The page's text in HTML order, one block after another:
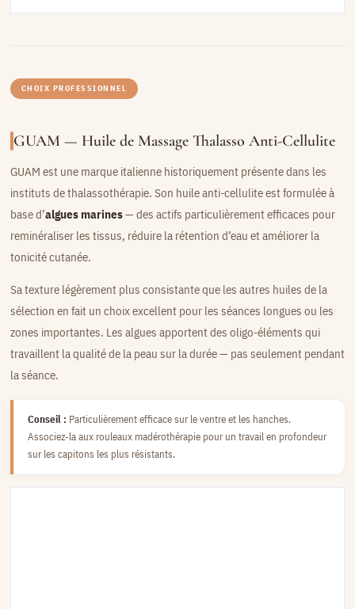
CHOIX PROFESSIONNEL
GUAM — Huile de Massage Thalasso Anti-Cellulite
GUAM est une marque italienne historiquement présente dans les
instituts de thalassothérapie. Son huile anti-cellulite est formulée à
base d’algues marines— des actifs particulièrement efficaces pour
reminéraliser les tissus, réduire la rétention d’eau et améliorer la
tonicité cutanée.
Sa texture légèrement plus consistante que les autres huiles de la
sélection en fait un choix excellent pour les séances longues ou les
zones importantes. Les algues apportent des oligo-éléments qui
travaillent la qualité de la peau sur la durée — pas seulement pendant
la séance.
Conseil : Particulièrement efficace sur le ventre et les hanches.
Associez-la aux rouleaux madérothérapie pour un travail en profondeur
sur les capitons les plus résistants.